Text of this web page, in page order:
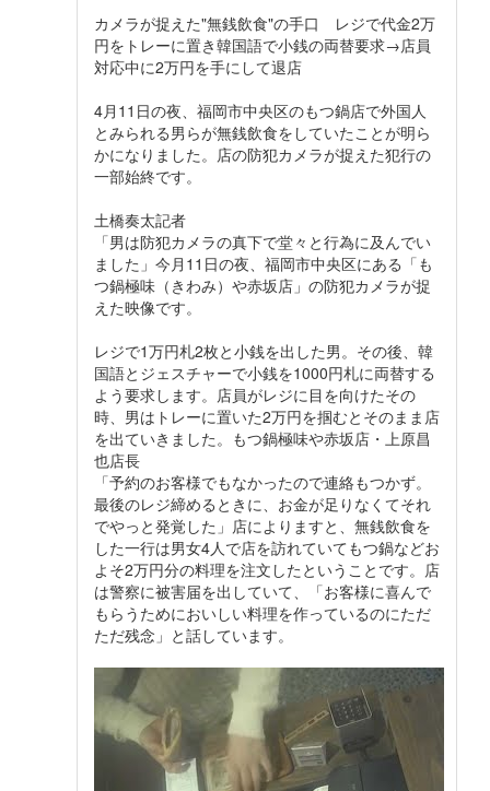
カメラが捉えた"無銭飲食"の手口 レジで代金2万
円をトレーに置き韓国語で小銭の両替要求→店員
対応中に2万円を手にして退店
4月11日の夜、福岡市中央区のもつ鍋店で外国人
とみられる男らが無銭飲食をしていたことが明ら
かになりました。店の防犯カメラが捉えた犯行の
一部始終です。
土橋奏太記者
「男は防犯カメラの真下で堂々と行為に及んでい
ました」今月11日の夜、福岡市中央区にある「も
つ鍋極味（きわみ）や赤坂店」の防犯カメラが捉
えた映像です。
レジで1万円札2枚と小銭を出した男。その後、韓
国語とジェスチャーで小銭を1000円札に両替する
よう要求します。店員がレジに目を向けたその
時、男はトレーに置いた2万円を掴むとそのまま店
を出ていきました。もつ鍋極味や赤坂店・上原昌
也店長
「予約のお客様でもなかったので連絡もつかず。
最後のレジ締めるときに、お金が足りなくてそれ
でやっと発覚した」店によりますと、無銭飲食を
した一行は男女4人で店を訪れていてもつ鍋などお
よそ2万円分の料理を注文したということです。店
は警察に被害届を出していて、「お客様に喜んで
もらうためにおいしい料理を作っているのにただ
ただ残念」と話しています。